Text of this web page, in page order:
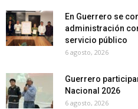
En Guerrero se
administración
servicio público
6 agosto, 2026
Guerrero
Nacional 2026
6 agosto, 2026